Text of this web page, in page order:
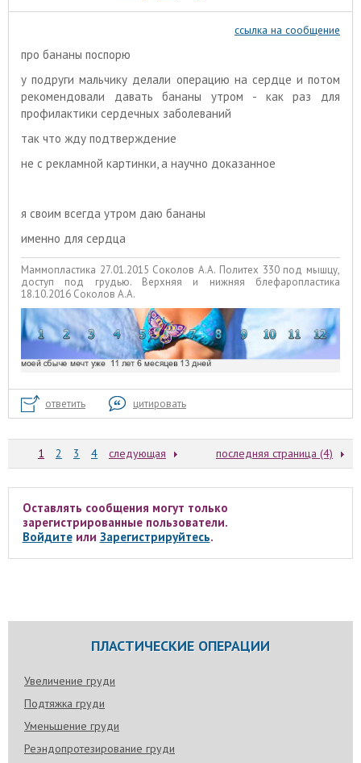
ссылка на сообщение
про бананы поспорю
у подруги мальчику делали операцию на сердце и потом
рекомендовали давать бананы утром - как раз для
профилактики сердечных заболеваний
так что жду подтверждение
не с рекламной картинки, а научно доказанное
я своим всегда утром даю бананы
именно для сердца
Маммопластика 27.01.2015 Соколов А.А. Политех 330 под мышцу,
доступ под грудью. Верхняя и нижняя блефаропластика
18.10.2016 Соколов А.А.
ответить цитировать
1 2 3 4 следующая последняя страница (4)
Оставлять сообщения могут только
зарегистрированные пользователи.
Войдитеили Зарегистрируйтесь.
ПЛАСТИЧЕСКИЕ ОПЕРАЦИИ
Увеличение груди
Подтяжка груди
Уменьшение груди
Реэндопротезирование груди